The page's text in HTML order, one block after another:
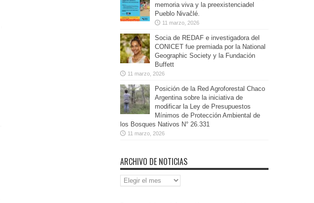
memoria viva y la preexistenciadel
Pueblo Nivaĉlé.
11 marzo, 2026
Socia de REDAF e investigadora del
CONICET fue premiada por la National
Geographic Society y la Fundación
Buffett
11 marzo, 2026
Posición de la Red Agroforestal Chaco
Argentina sobre la iniciativa de
modificar la Ley de Presupuestos
Mínimos de Protección Ambiental de
los Bosques Nativos N° 26.331
11 marzo, 2026
ARCHIVO DE NOTICIAS
Archivo
de